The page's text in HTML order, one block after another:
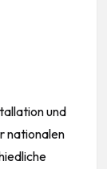
und
nationalen